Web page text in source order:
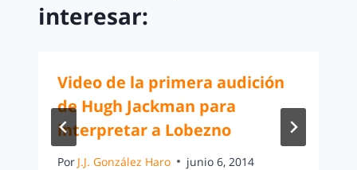
interesar:
Video de la primera audición
de Hugh Jackman para
interpretar a Lobezno
Por J.J. González Haro junio 6, 2014